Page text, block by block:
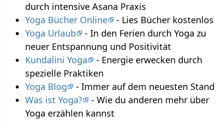
durch intensive Asana Praxis
Yoga Bücher Online
- Lies Bücher kostenlos
Yoga Urlaub
- In den Ferien durch Yoga zu
neuer Entspannung und Positivität
Kundalini Yoga
- Energie erwecken durch
spezielle Praktiken
Yoga Blog
- Immer auf dem neuesten Stand
Was ist Yoga?
- Wie du anderen mehr über
Yoga erzählen kannst